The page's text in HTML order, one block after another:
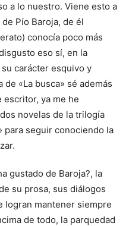
a lo nuestro. Viene esto a
Pío Baroja, de él
conocía poco más
eso sí, en la
carácter esquivo y
«La busca» sé además
ya me he
novelas de la trilogía
para seguir conociendo la
gustado de Baroja?, la
su prosa, sus diálogos
logran mantener siempre
de todo, la parquedad